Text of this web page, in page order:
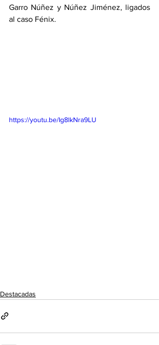
Garro Núñez y Núñez Jiménez, ligados
al caso Fénix.
https://youtu.be/Ig8lkNra9LU
Destacadas